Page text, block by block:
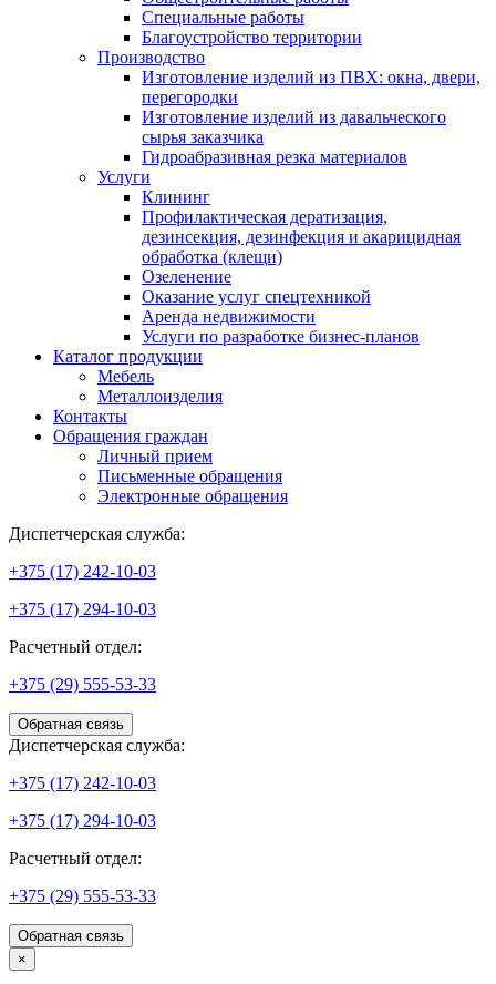
Специальные работы
Благоустройство территории
Производство
Изготовление изделий из ПВХ: окна, двери,
перегородки
Изготовление изделий из давальческого
сырья заказчика
Гидроабразивная резка материалов
Услуги
Клининг
Профилактическая дератизация,
дезинсекция, дезинфекция и акарицидная
обработка (клещи)
Озеленение
Оказание услуг спецтехникой
Аренда недвижимости
Услуги по разработке бизнес-планов
Каталог продукции
Мебель
Металлоизделия
Контакты
Обращения граждан
Личный прием
Письменные обращения
Электронные обращения
Диспетчерская служба:
+375 (17) 242-10-03
+375 (17) 294-10-03
Расчетный отдел:
+375 (29) 555-53-33
Обратная связь
Диспетчерская служба:
+375 (17) 242-10-03
+375 (17) 294-10-03
Расчетный отдел:
+375 (29) 555-53-33
Обратная связь
×